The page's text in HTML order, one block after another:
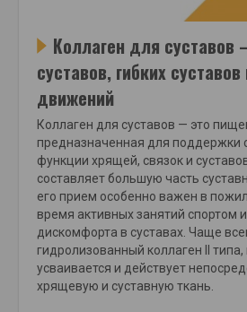
Коллаген для суставов
суставов, гибких
движений
Коллаген для суставов — это
предназначенная для поддержки
функции хрящей, связок и
составляет большую часть
его прием особенно важен в
время активных занятий спортом
дискомфорта в суставах. Чаще
гидролизованный коллаген II
усваивается и действует
хрящевую и суставную ткань.